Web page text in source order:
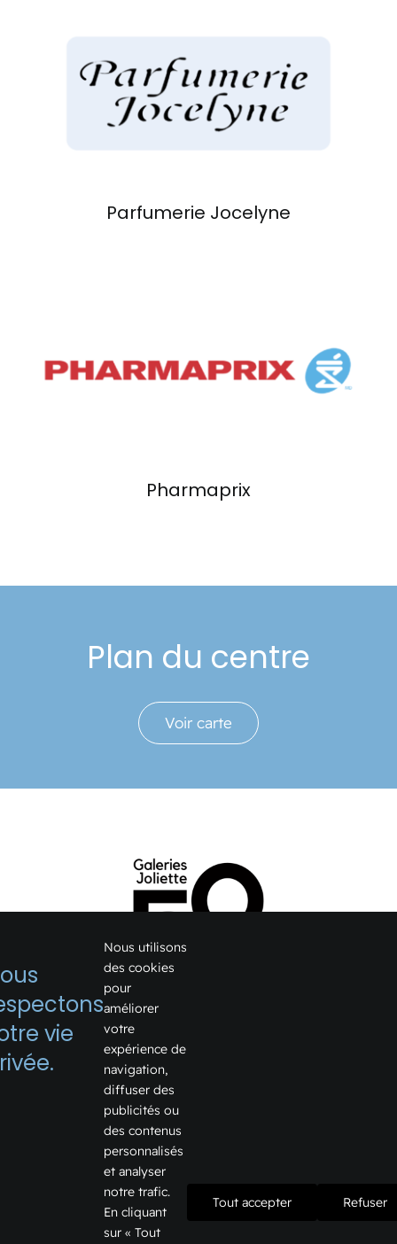
Parfumerie Jocelyne
Pharmaprix
Plan du centre
Voir carte
1075, boulevard Firestone
Joliette, Québec J6E 6X6
Voir sur Google Map →
Téléphone:
Courriel:info@galeriesjoliette.ca
Informations
vie
Nous utilisons
des cookies
pour
améliorer
votre
expérience de
navigation,
diffuser des
publicités ou
des contenus
personnalisés
et analyser
notre trafic.
En cliquant
sur « Tout
Tout accepter Refuser